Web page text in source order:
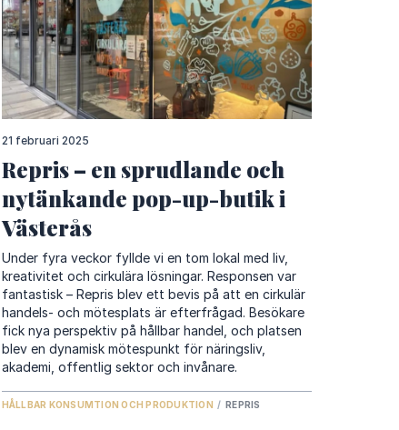
21 februari 2025
Repris – en sprudlande och
nytänkande pop-up-butik i
Västerås
Under fyra veckor fyllde vi en tom lokal med liv,
kreativitet och cirkulära lösningar. Responsen var
fantastisk – Repris blev ett bevis på att en cirkulär
handels- och mötesplats är efterfrågad. Besökare
fick nya perspektiv på hållbar handel, och platsen
blev en dynamisk mötespunkt för näringsliv,
akademi, offentlig sektor och invånare.
HÅLLBAR KONSUMTION OCH PRODUKTION / REPRIS